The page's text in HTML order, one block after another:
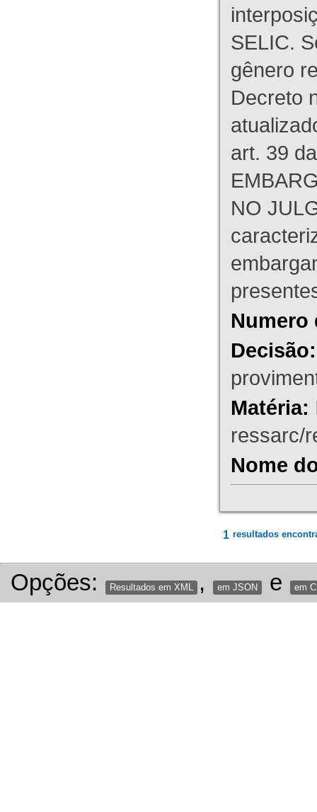
SELIC.
gênero
Decreto
art. 39
NO
Numero
Decisão:
Matéria:
ressarc/
Nome
1 resultados
Opções: Resultados em XML , em JSON e em